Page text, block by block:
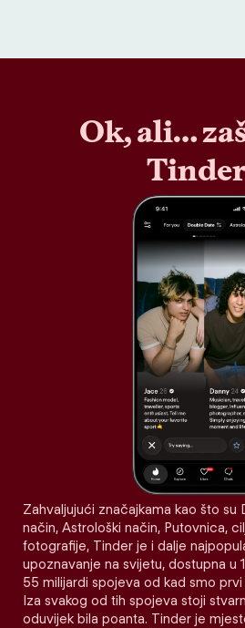
Ok, ali…
Zahvaljujući značajkama kao što su
način, Astrološki način, Putovnica,
fotografije, Tinder je i dalje
upoznavanje na svijetu, dostupna u
55 milijardi spojeva od kad smo prvi
Iza svakog od tih spojeva stoji
oduvijek bila poanta. Tinder je